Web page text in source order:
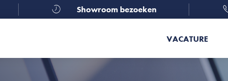
Showroom bezoeken
VACATURE